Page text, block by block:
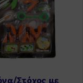
Στόχος με